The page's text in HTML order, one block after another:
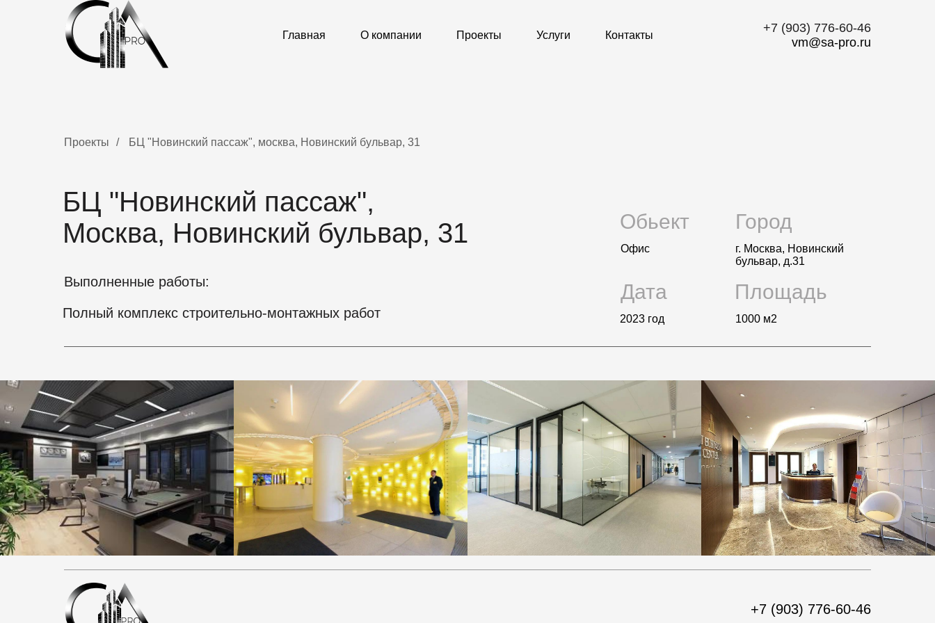
Главная О компании Проекты Услуги Контакты
‭+7 (903) 776-60-46‬
vm@sa-pro.ru
Проекты / БЦ "Новинский пассаж", москва, Новинский бульвар, 31
БЦ "Новинский пассаж",
Москва, Новинский бульвар, 31
Полный комплекс строительно-монтажных работ
Выполненные работы:
Обьект
Офис
2023 год
Дата
Город
г. Москва, Новинский
бульвар, д.31
Площадь
1000 м2
+7 (903) 776-60-46‬